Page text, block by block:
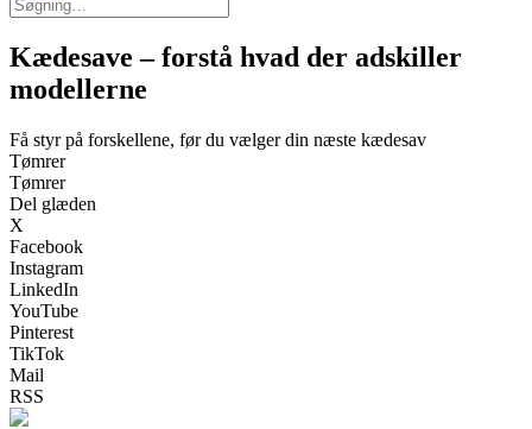
Kædesave – forstå hvad der adskiller
modellerne
Få styr på forskellene, før du vælger din næste kædesav
Tømrer
Tømrer
Del glæden
X
Facebook
Instagram
LinkedIn
YouTube
Pinterest
TikTok
Mail
RSS